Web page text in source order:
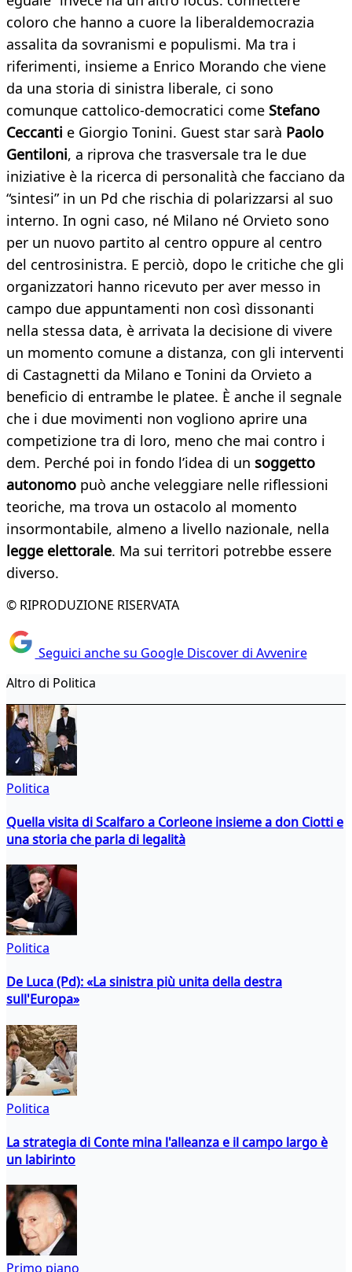
coloro che hanno a cuore la liberaldemocrazia
assalita da sovranismi e populismi. Ma tra i
riferimenti, insieme a Enrico Morando che viene
da una storia di sinistra liberale, ci sono
comunque cattolico-democratici come Stefano
Ceccanti e Giorgio Tonini. Guest star sarà Paolo
Gentiloni, a riprova che trasversale tra le due
iniziative è la ricerca di personalità che facciano da
“sintesi” in un Pd che rischia di polarizzarsi al suo
interno. In ogni caso, né Milano né Orvieto sono
per un nuovo partito al centro oppure al centro
del centrosinistra. E perciò, dopo le critiche che gli
organizzatori hanno ricevuto per aver messo in
campo due appuntamenti non così dissonanti
nella stessa data, è arrivata la decisione di vivere
un momento comune a distanza, con gli interventi
di Castagnetti da Milano e Tonini da Orvieto a
beneficio di entrambe le platee. È anche il segnale
che i due movimenti non vogliono aprire una
competizione tra di loro, meno che mai contro i
dem. Perché poi in fondo l’idea di un soggetto
autonomo può anche veleggiare nelle riflessioni
teoriche, ma trova un ostacolo al momento
insormontabile, almeno a livello nazionale, nella
legge elettorale. Ma sui territori potrebbe essere
diverso.
© RIPRODUZIONE RISERVATA
Seguici anche su Google Discover di Avvenire
Altro di Politica
Politica
Quella visita di Scalfaro a Corleone insieme a don Ciotti e
una storia che parla di legalità
Politica
De Luca (Pd): «La sinistra più unita della destra
sull'Europa»
Politica
La strategia di Conte mina l'alleanza e il campo largo è
un labirinto
Primo piano